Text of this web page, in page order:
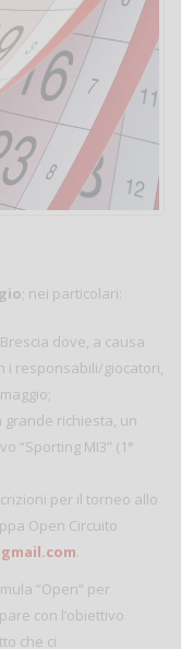
; nei particolari:
dove, a causa
i responsabili/giocatori,
grande richiesta, un
“Sporting MI3” (1°
per il torneo allo
Open Circuito
.
“Open” per
con l’obiettivo
che ci